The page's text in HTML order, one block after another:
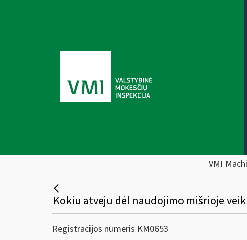
VMI
Kokiu atveju dėl naudojimo mišrioje
Registracijos numeris KM0653